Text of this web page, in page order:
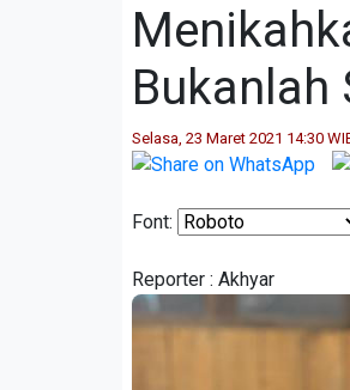
Bukanlah
Selasa, 23 Maret 2021 14:30
Font:
Reporter : Akhyar